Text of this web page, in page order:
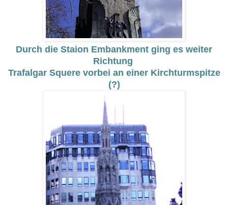
Durch die Staion Embankment ging es weiter
Richtung
Trafalgar Squere vorbei an einer Kirchturmspitze
(?)